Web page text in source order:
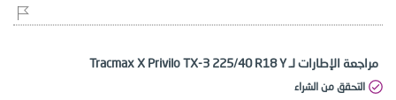
مراجعة الإطارات لـ Tracmax X Privilo TX-3 225/40 R18 Y
التحقق من الشراء